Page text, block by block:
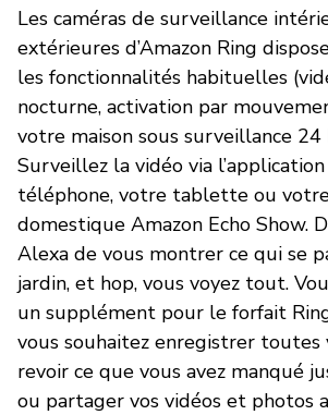
Les caméras de surveillance
extérieures d’Amazon Ring
les fonctionnalités habituelles
nocturne, activation par
votre maison sous surveillance 24
Surveillez la vidéo via
téléphone, votre tablette ou
domestique Amazon Echo Show.
Alexa de vous montrer ce qui se
jardin, et hop, vous voyez tout.
un supplément pour le forfait
vous souhaitez enregistrer toutes
revoir ce que vous avez manqué
ou partager vos vidéos et photos